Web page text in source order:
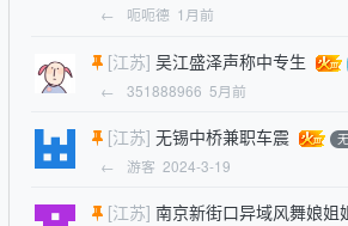
← 呃呃德 1月前
[江苏] 吴江盛泽声称中专生
← 351888966 5月前
[江苏] 无锡中桥兼职车震
← 游客 2024-3-19
[江苏] 南京新街口异域风舞娘姐